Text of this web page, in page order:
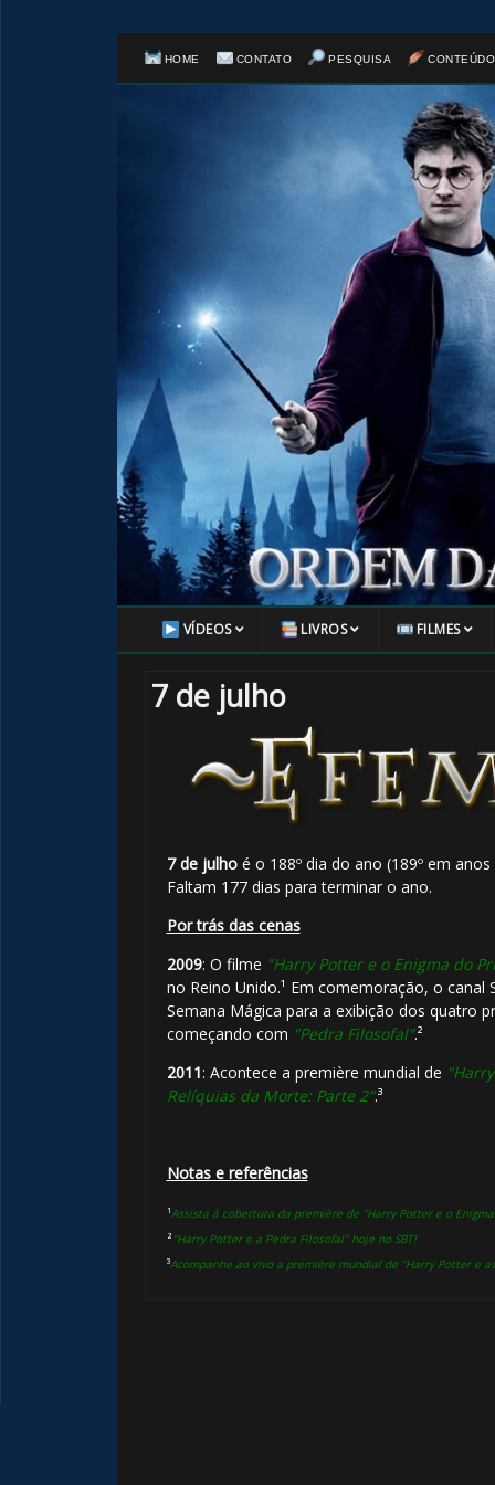
HOME CONTATO PESQUISA
VÍDEOS LIVROS FILMES
7 de julho
7 de julhoé o 188º dia do ano (189º em anos
Faltam 177 dias para terminar o ano.
Por trás das cenas
2009: O filme "Harry Potter e o Enigma do
no Reino Unido.¹ Em comemoração, o canal
Semana Mágica para a exibição dos quatro
começando com "Pedra Filosofal".²
2011: Acontece a première mundial de
Relíquias da Morte: Parte 2".³
Notas e referências
¹Assista à cobertura da première de "Harry Potter e o
² "Harry Potter e a Pedra Filosofal" hoje no SBT!
³Acompanhe ao vivo a première mundial de "Harry Potter e